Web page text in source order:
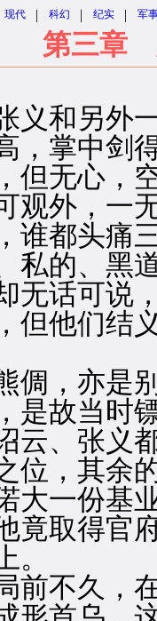
现代 | 科幻 | 纪实 | 军
第三章
和另外一
，掌中剑
但无心，
观外，一
谁都头痛
私的、黑
无话可说
但他们结
，亦是别
是故当时
云、张义
位，其余
一份基业
竟取得官
。
不久，在